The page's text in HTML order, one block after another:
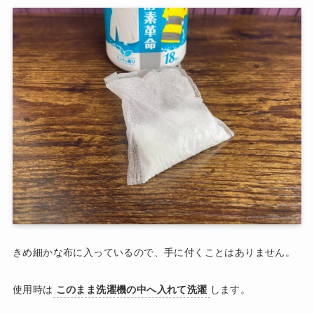
きめ細かな布に入っているので、手に付くことはありません。
使用時は このまま洗濯機の中へ入れて洗濯 します。